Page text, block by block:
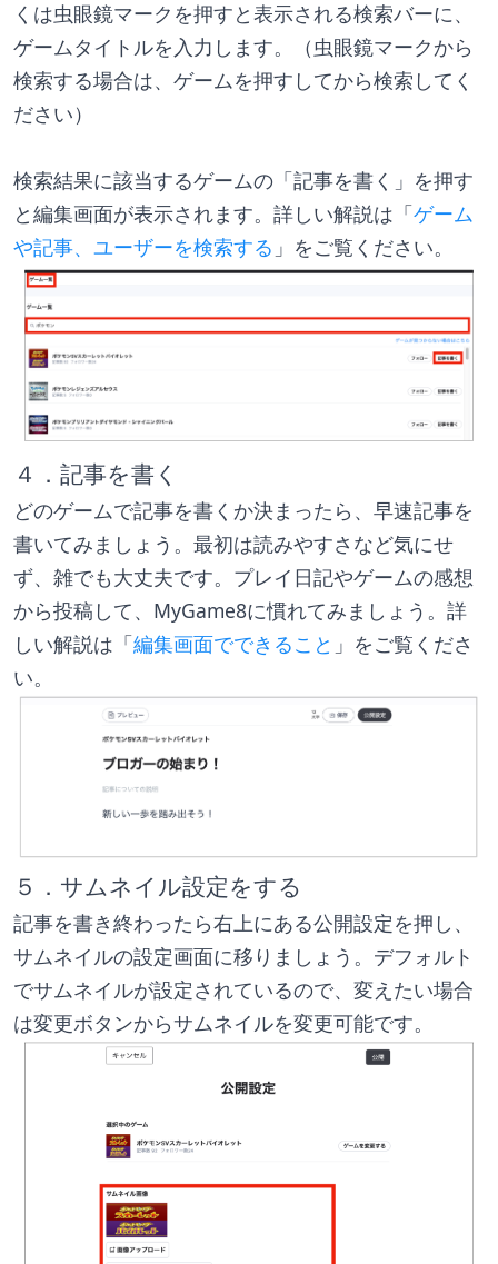
くは虫眼鏡マークを押すと表示される検索バーに、
ゲームタイトルを入力します。（虫眼鏡マークから
検索する場合は、ゲームを押すしてから検索してく
ださい）
検索結果に該当するゲームの「記事を書く」を押す
と編集画面が表示されます。詳しい解説は「ゲーム
や記事、ユーザーを検索する 」をご覧ください。
４．記事を書く
どのゲームで記事を書くか決まったら、早速記事を
書いてみましょう。最初は読みやすさなど気にせ
ず、雑でも大丈夫です。プレイ日記やゲームの感想
から投稿して、MyGame8に慣れてみましょう。詳
しい解説は「編集画面でできること 」をご覧くださ
い。
５．サムネイル設定をする
記事を書き終わったら右上にある公開設定を押し、
サムネイルの設定画面に移りましょう。デフォルト
でサムネイルが設定されているので、変えたい場合
は変更ボタンからサムネイルを変更可能です。